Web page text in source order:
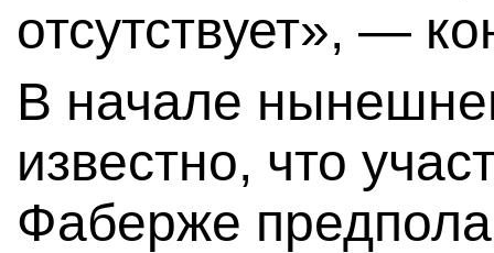
отсутствует», —
В начале
известно, что
Фаберже